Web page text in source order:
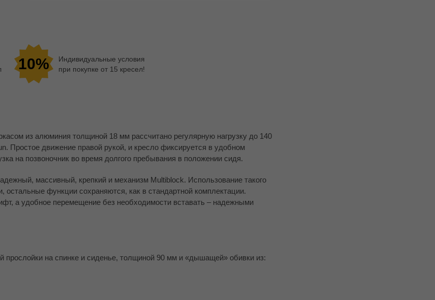
10%
Индивидуальные условия
при покупке от 15 кресел!
из алюминия толщиной 18 мм рассчитано регулярную нагрузку до 140
Простое движение правой рукой, и кресло фиксируется в удобном
на позвоночник во время долгого пребывания в положении сидя.
массивный, крепкий и механизм Multiblock. Использование такого
остальные функции сохраняются, как в стандартной комплектации.
а удобное перемещение без необходимости вставать – надежными
прослойки на спинке и сиденье, толщиной 90 мм и «дышащей» обивки из: